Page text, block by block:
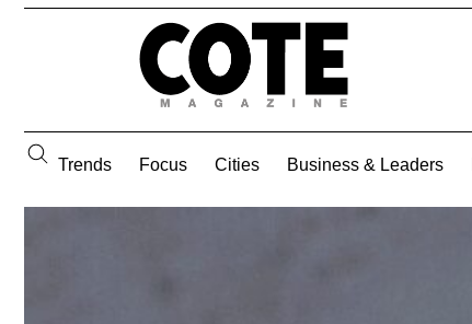
Trends Focus Cities Business & Leaders